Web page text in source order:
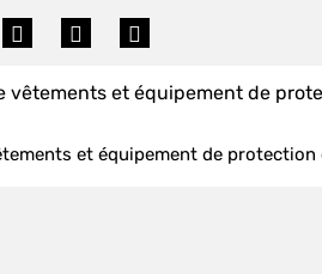
et équipement de protection